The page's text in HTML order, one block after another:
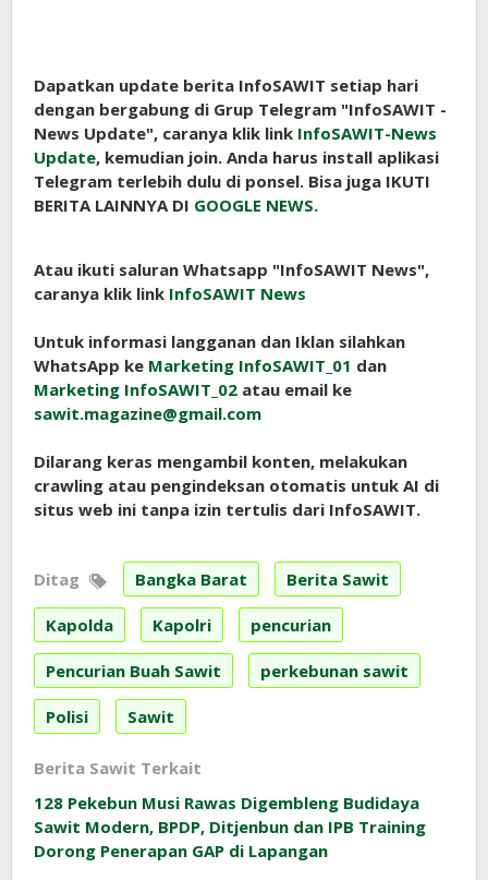
Dapatkan update berita InfoSAWIT setiap hari
dengan bergabung di Grup Telegram "InfoSAWIT -
News Update", caranya klik link InfoSAWIT-News
Update, kemudian join. Anda harus install aplikasi
Telegram terlebih dulu di ponsel. Bisa juga IKUTI
BERITA LAINNYA DI GOOGLE NEWS.
Atau ikuti saluran Whatsapp "InfoSAWIT News",
caranya klik link InfoSAWIT News
Untuk informasi langganan dan Iklan silahkan
WhatsApp ke Marketing InfoSAWIT_01 dan
Marketing InfoSAWIT_02 atau email ke
sawit.magazine@gmail.com
Dilarang keras mengambil konten, melakukan
crawling atau pengindeksan otomatis untuk AI di
situs web ini tanpa izin tertulis dari InfoSAWIT.
Ditag Bangka Barat Berita Sawit
Kapolda Kapolri pencurian
Pencurian Buah Sawit perkebunan sawit
Polisi Sawit
Berita Sawit Terkait
128 Pekebun Musi Rawas Digembleng Budidaya
Sawit Modern, BPDP, Ditjenbun dan IPB Training
Dorong Penerapan GAP di Lapangan